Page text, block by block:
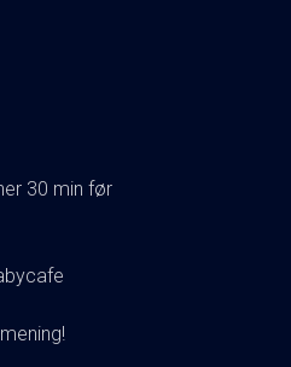
30 min før